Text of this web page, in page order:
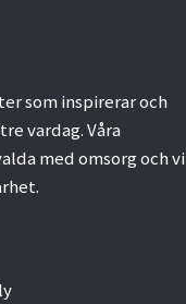
som inspirerar och
vardag. Våra
med omsorg och vi